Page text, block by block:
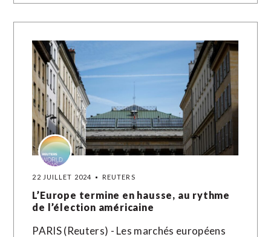
22 JUILLET 2024 REUTERS
L’Europe termine en hausse, au rythme
de l’élection américaine
PARIS (Reuters) - Les marchés européens